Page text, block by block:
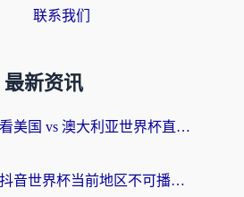
联系我们
最新资讯
在国外怎么看美国 vs 澳大利亚世界杯直播？海外党必藏的中文解说观赛指南
在加拿大看抖音世界杯当前地区不可播放？海外党体育观赛终极指南